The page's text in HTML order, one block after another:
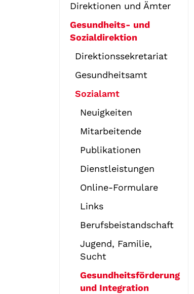
Direktionen und Ämter
Gesundheits- und
Sozialdirektion
Direktionssekretariat
Gesundheitsamt
Sozialamt
Neuigkeiten
Mitarbeitende
Publikationen
Dienstleistungen
Online-Formulare
Links
Berufsbeistandschaft
Jugend, Familie,
Sucht
Gesundheitsförderung
und Integration